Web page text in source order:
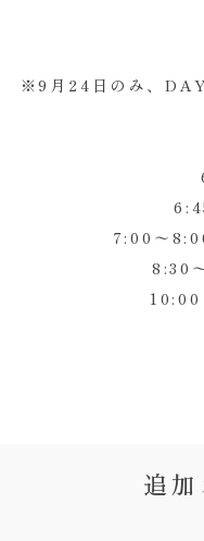
※9月24日のみ、
7:00〜
8:30
10:00
追